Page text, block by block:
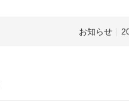
お知らせ